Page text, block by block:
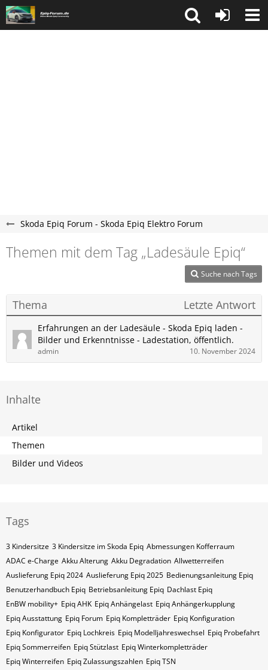
Skoda Epiq Forum - Skoda Epiq Elektro Forum
Themen mit dem Tag „Ladesäule Epiq“
Suche nach Tags
Thema Letzte Antwort
Erfahrungen an der Ladesäule - Skoda Epiq laden -
Bilder und Erkenntnisse - Ladestation, öffentlich.
admin 10. November 2024
Inhalte
Artikel
Themen
Bilder und Videos
Tags
3 Kindersitze 3 Kindersitze im Skoda Epiq Abmessungen Kofferraum
ADAC e-Charge Akku Alterung Akku Degradation Allwetterreifen
Auslieferung Epiq 2024 Auslieferung Epiq 2025 Bedienungsanleitung Epiq
Benutzerhandbuch Epiq Betriebsanleitung Epiq Dachlast Epiq
EnBW mobility+ Epiq AHK Epiq Anhängelast Epiq Anhängerkupplung
Epiq Ausstattung Epiq Forum Epiq Kompletträder Epiq Konfiguration
Epiq Konfigurator Epiq Lochkreis Epiq Modelljahreswechsel Epiq Probefahrt
Epiq Sommerreifen Epiq Stützlast Epiq Winterkompletträder
Epiq Winterreifen Epiq Zulassungszahlen Epiq​​​​ TSN